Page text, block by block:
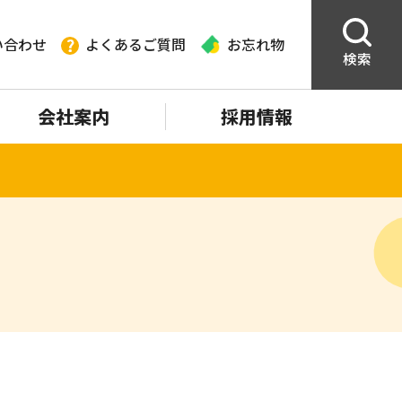
わせ よくあるご質問 お忘れ物
検索
会社案内 採用情報